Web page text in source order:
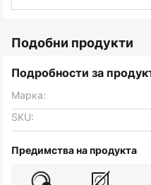
Подобни продукти
Подробности за
Марка:
SKU:
Предимства на продукта